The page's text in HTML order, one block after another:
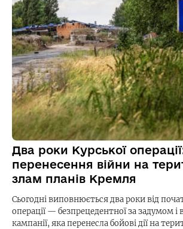
Два роки Курської
перенесення війни на
злам планів Кремля
Сьогодні виповнюється два роки від
операції — безпрецедентної за задумом
кампанії, яка перенесла бойові дії на